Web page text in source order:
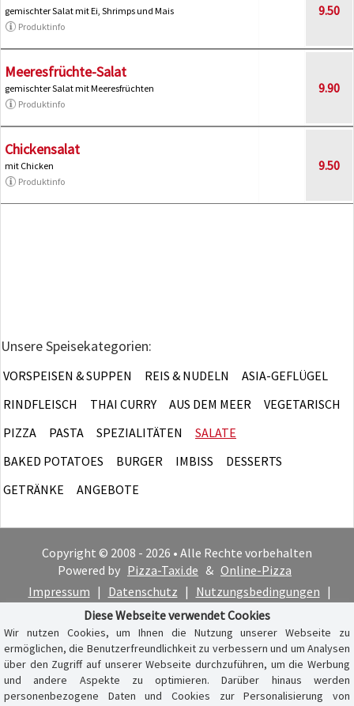
gemischter Salat mit Ei, Shrimps und Mais
Produktinfo
9.50
Meeresfrüchte-Salat
gemischter Salat mit Meeresfrüchten
Produktinfo
9.90
Chickensalat
mit Chicken
Produktinfo
9.50
Unsere Speisekategorien:
VORSPEISEN & SUPPEN REIS & NUDELN
ASIA-GEFLÜGEL
RINDFLEISCH
THAI CURRY AUS DEM MEER
VEGETARISCH
PIZZA
PASTA SPEZIALITÄTEN
SALATE
BAKED POTATOES
BURGER IMBISS
DESSERTS
GETRÄNKE
ANGEBOTE
Copyright © 2008 - 2026 • Alle Rechte vorbehalten
Powered by Pizza-Taxi.de & Online-Pizza
Impressum | Datenschutz | Nutzungsbedingungen |
Cookie-Hinweis
Diese Webseite verwendet Cookies
Wir nutzen Cookies, um Ihnen die Nutzung unserer Webseite zu
ermöglichen, die Benutzerfreundlichkeit zu verbessern und um Analysen
über den Zugriff auf unserer Webseite durchzuführen, um die Werbung
und andere Aspekte zu optimieren. Darüber hinaus werden
personenbezogene Daten und Cookies zur Personalisierung von